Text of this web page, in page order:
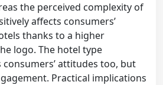
the perceived complexity of
affects consumers’
thanks to a higher
logo. The hotel type
attitudes too, but
Practical implications